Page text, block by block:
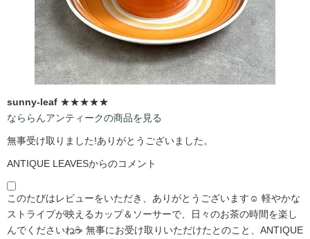
sunny-leaf ★★★★★
なららんアンティークの商品を見る
無事受け取りました!ありがとうございました。
ANTIQUE LEAVESからのコメント
このたびはレビューをいただき、ありがとうございます☺️ 軽やかな
ストライプが映えるカップ＆ソーサーで、日々のお茶の時間を楽し
んでくださいね☕ 無事にお受け取りいただけたとのこと、ANTIQUE